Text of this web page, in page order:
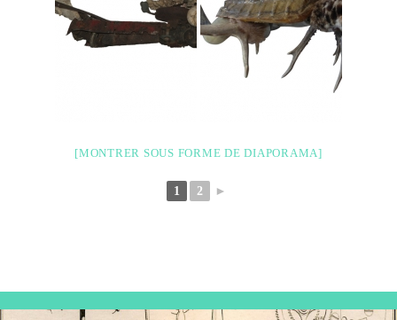
[MONTRER SOUS FORME DE DIAPORAMA]
1 2 ►